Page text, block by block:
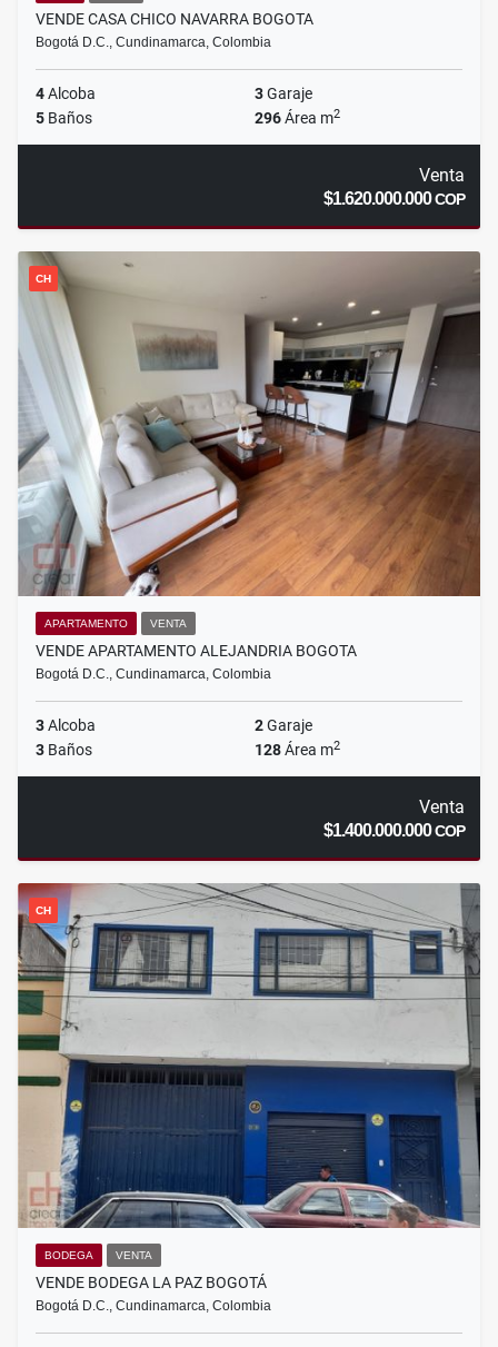
VENDE CASA CHICO NAVARRA BOGOTA
Bogotá D.C., Cundinamarca, Colombia
4Alcoba 3Garaje
5 Baños 296Área m2
Venta
$1.620.000.000COP
CH
APARTAMENTO VENTA
VENDE APARTAMENTO ALEJANDRIA BOGOTA
Bogotá D.C., Cundinamarca, Colombia
3Alcoba 2Garaje
3 Baños 128Área m2
Venta
$1.400.000.000COP
CH
BODEGA VENTA
VENDE BODEGA LA PAZ BOGOTÁ
Bogotá D.C., Cundinamarca, Colombia